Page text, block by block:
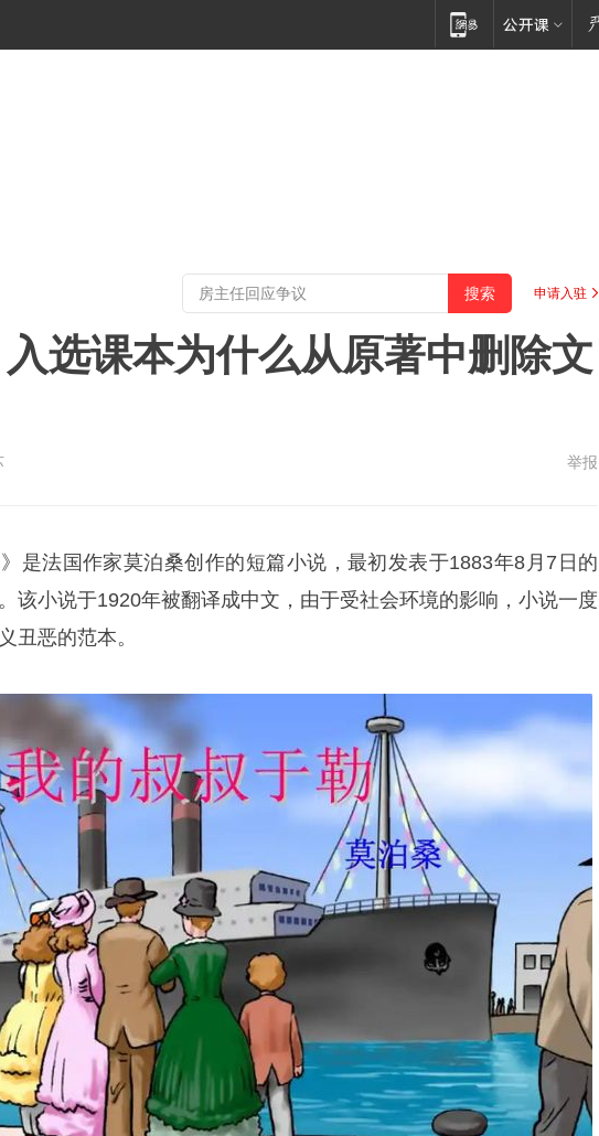
申请入驻
入选课本为什么从原著中删除文
举报
是法国作家莫泊桑创作的短篇小说，最初发表于1883年8月7日的
该小说于1920年被翻译成中文，由于受社会环境的影响，小说一度
丑恶的范本。